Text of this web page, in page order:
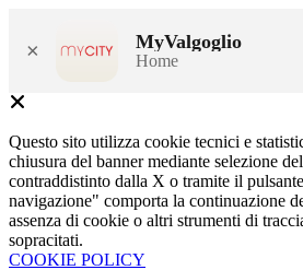
× MyValgoglio
Home
Questo sito utilizza cookie tecnici e
chiusura del banner mediante selezione
contraddistinto dalla X o tramite il
navigazione" comporta la continuazione
assenza di cookie o altri strumenti di
sopracitati.
COOKIE POLICY